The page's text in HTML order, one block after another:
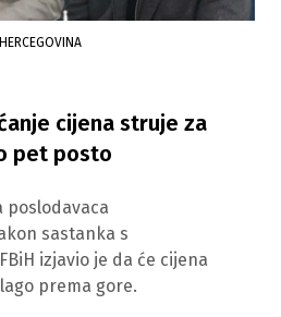
I HERCEGOVINA
cijena struje za
pet posto
poslodavaca
sastanka s
izjavio je da će cijena
prema gore.